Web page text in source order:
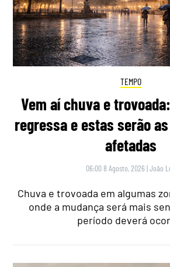
TEMPO
Vem aí chuva e
regressa e estas serão
afetadas
06:00 8 Agosto, 2026 |João
Chuva e trovoada em algumas
onde a mudança será mais
período deverá